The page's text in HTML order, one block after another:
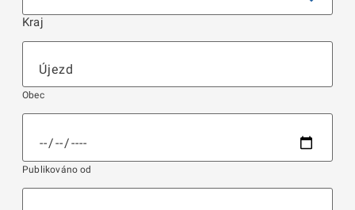
Kraj
Obec
Publikováno od